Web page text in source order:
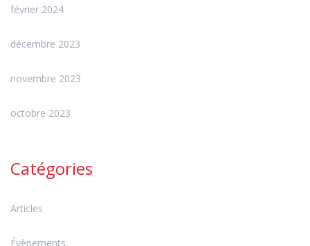
février 2024
décembre 2023
novembre 2023
octobre 2023
Catégories
Articles
Évènements